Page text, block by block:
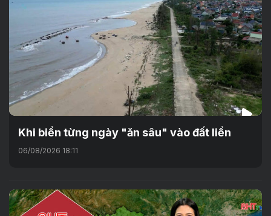
Khi biển từng ngày "ăn sâu" vào đất liền
06/08/2026 18:11